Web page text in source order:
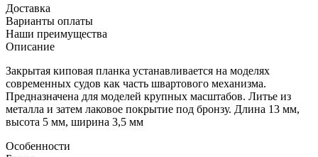
Доставка
Варианты оплаты
Наши преимущества
Описание
Закрытая киповая планка устанавливается на моделях
современных судов как часть швартового механизма.
Предназначена для моделей крупных масштабов. Литье из
металла и затем лаковое покрытие под бронзу. Длина 13 мм,
высота 5 мм, ширина 3,5 мм
Особенности